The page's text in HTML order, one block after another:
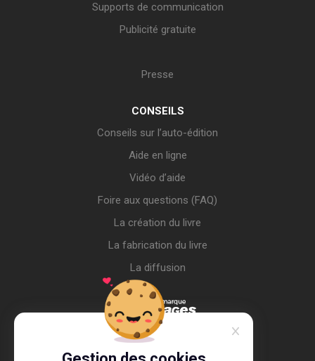
Supports de communication
Publicité gratuite
Presse
CONSEILS
Conseils sur l’auto-édition
Aide en ligne
Vidéo d’aide
Foire aux questions (FAQ)
La création du livre
La fabrication du livre
La diffusion